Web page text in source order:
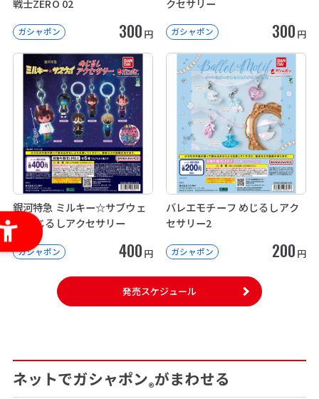
ガシャポン 300 円 ガシャポン 300 円
銀河特急 ミルキー☆サブウェ
イ めじるしアクセサリー
ガシャポン 400 円
バレエモチーフ めじるしアク
セサリー2
ガシャポン 200 円
発売スケジュール
ネットでガシャポン®がまわせる